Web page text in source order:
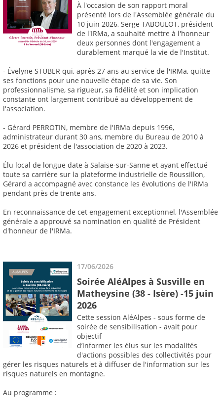
À l'occasion de son rapport moral
présenté lors de l'Assemblée générale du
10 juin 2026, Serge TABOULOT, président
de l'IRMa, a souhaité mettre à l'honneur
deux personnes dont l'engagement a
durablement marqué la vie de l'Institut.
- Évelyne STUBER qui, après 27 ans au service de l'IRMa, quitte
ses fonctions pour une nouvelle étape de sa vie. Son
professionnalisme, sa rigueur, sa fidélité et son implication
constante ont largement contribué au développement de
l'association.
- Gérard PERROTIN, membre de l'IRMa depuis 1996,
administrateur durant 30 ans, membre du Bureau de 2010 à
2026 et président de l'association de 2020 à 2023.
Élu local de longue date à Salaise-sur-Sanne et ayant effectué
toute sa carrière sur la plateforme industrielle de Roussillon,
Gérard a accompagné avec constance les évolutions de l'IRMa
pendant près de trente ans.
En reconnaissance de cet engagement exceptionnel, l'Assemblée
générale a approuvé sa nomination en qualité de Président
d'honneur de l'IRMa.
17/06/2026
Soirée AléAlpes à Susville en
Matheysine (38 - Isère) -15 juin
2026
Cette session AléAlpes - sous forme de
soirée de sensibilisation - avait pour
objectif
d’informer les élus sur les modalités
d'actions possibles des collectivités pour
gérer les risques naturels et à diffuser de l'information sur les
risques naturels en montagne.
Au programme :